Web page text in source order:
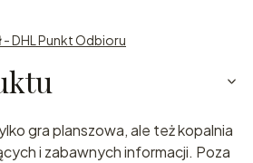
- DHL Punkt Odbioru
gra planszowa, ale też kopalnia
i zabawnych informacji. Poza